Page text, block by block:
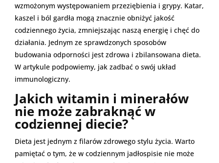
wzmożonym występowaniem przeziębienia i grypy. Katar,
kaszel i ból gardła mogą znacznie obniżyć jakość
codziennego życia, zmniejszając naszą energię i chęć do
działania. Jednym ze sprawdzonych sposobów
budowania odporności jest zdrowa i zbilansowana dieta.
W artykule podpowiemy, jak zadbać o swój układ
immunologiczny.
Jakich witamin i minerałów
nie może zabraknąć w
codziennej diecie?
Dieta jest jednym z filarów zdrowego stylu życia. Warto
pamiętać o tym, że w codziennym jadłospisie nie może